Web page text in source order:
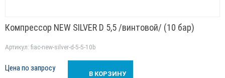
Компрессор NEW SILVER D 5,5 /винтовой/ (10 бар)
Артикул: fiac-new-silver-d-5-5-10b
Цена по запросу
В КОРЗИНУ